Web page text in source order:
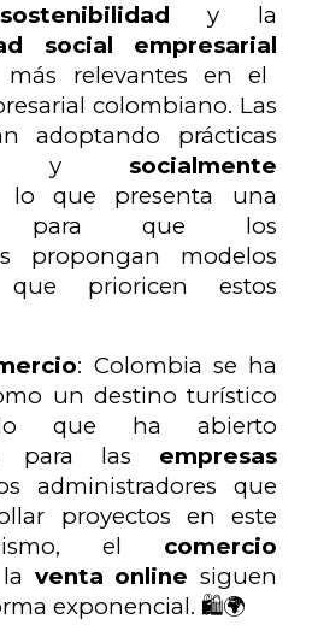
sostenibilidad y la
social empresarial
relevantes en el
colombiano. Las
adoptando prácticas
socialmente
lo que presenta una
para que los
propongan modelos
prioricen estos
: Colombia se ha
un destino turístico
lo que ha abierto
para las empresas
administradores que
proyectos en este
el comercio
venta online siguen
exponencial. 🛍️🌍